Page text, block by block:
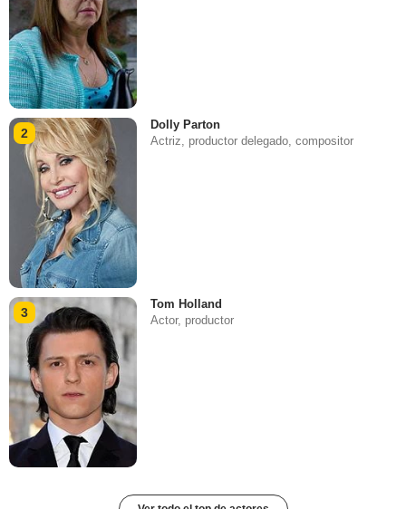
2
Dolly Parton
Actriz, productor delegado, compositor
3
Tom Holland
Actor, productor